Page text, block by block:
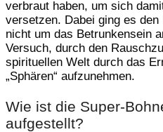
verbraut haben, um sich
versetzen. Dabei ging es den
nicht um das Betrunkensein
Versuch, durch den
spirituellen Welt durch das
„Sphären“ aufzunehmen.
Wie ist die Super-
aufgestellt?